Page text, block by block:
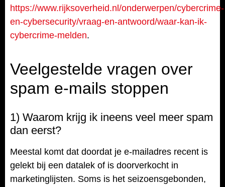
https://www.rijksoverheid.nl/onderwerpen/cybercrime-
en-cybersecurity/vraag-en-antwoord/waar-kan-ik-
cybercrime-melden.
Veelgestelde vragen over
spam e-mails stoppen
1) Waarom krijg ik ineens veel meer spam
dan eerst?
Meestal komt dat doordat je e-mailadres recent is
gelekt bij een datalek of is doorverkocht in
marketinglijsten. Soms is het seizoensgebonden,